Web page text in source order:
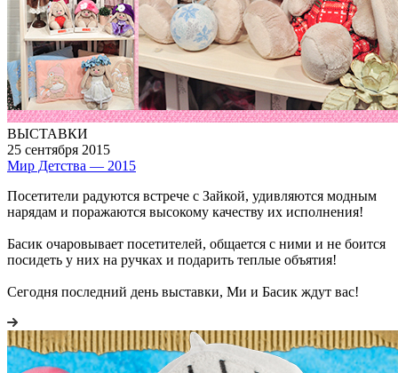
ВЫСТАВКИ
25 сентября 2015
Мир Детства — 2015
Посетители радуются встрече с Зайкой, удивляются модным
нарядам и поражаются высокому качеству их исполнения!
Басик очаровывает посетителей, общается с ними и не боится
посидеть у них на ручках и подарить теплые объятия!
Сегодня последний день выставки, Ми и Басик ждут вас!